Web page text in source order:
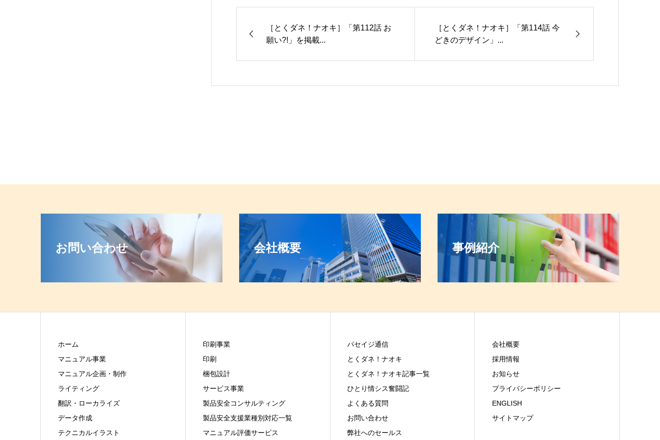
［とくダネ！ナオキ］「第112話 お
願い?!」を掲載...
［とくダネ！ナオキ］「第114話 今
どきのデザイン」...
お問い合わせ 会社概要 事例紹介
ホーム
マニュアル事業
マニュアル企画・制作
ライティング
翻訳・ローカライズ
データ作成
テクニカルイラスト
印刷事業
印刷
梱包設計
サービス事業
製品安全コンサルティング
製品安全支援業種別対応一覧
マニュアル評価サービス
パセイジ通信
とくダネ！ナオキ
とくダネ！ナオキ記事一覧
ひとり情シス奮闘記
よくある質問
お問い合わせ
弊社へのセールス
会社概要
採用情報
お知らせ
プライバシーポリシー
ENGLISH
サイトマップ